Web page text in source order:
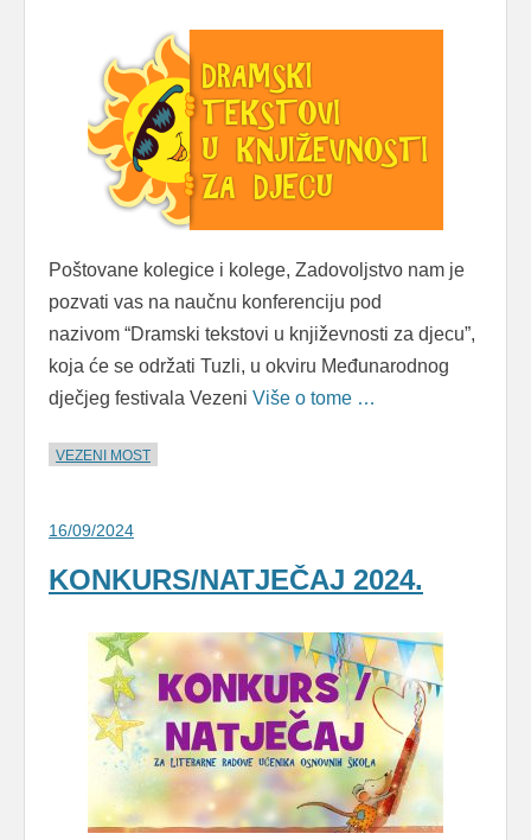
Poštovane kolegice i kolege, Zadovoljstvo nam je
pozvati vas na naučnu konferenciju pod
nazivom “Dramski tekstovi u književnosti za djecu”,
koja će se održati Tuzli, u okviru Međunarodnog
dječjeg festivala Vezeni Više o tome …
VEZENI MOST
16/09/2024
KONKURS/NATJEČAJ 2024.